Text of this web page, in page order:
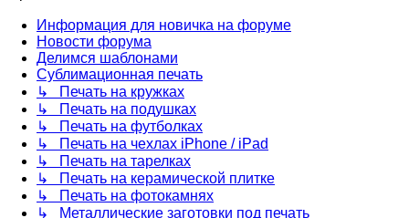
Информация для новичка на форуме
Новости форума
Делимся шаблонами
Сублимационная печать
↳ Печать на кружках
↳ Печать на подушках
↳ Печать на футболках
↳ Печать на чехлах iPhone / iPad
↳ Печать на тарелках
↳ Печать на керамической плитке
↳ Печать на фотокамнях
↳ Металлические заготовки под печать